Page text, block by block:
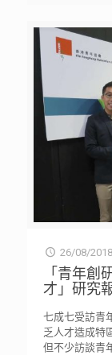
26/08/2018
「青年創
才」研究
七成七受訪青
乏人才造成特
但不少訪談青